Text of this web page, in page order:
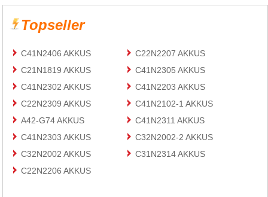
Topseller
C41N2406 AKKUS
C22N2207 AKKUS
C21N1819 AKKUS
C41N2305 AKKUS
C41N2302 AKKUS
C41N2203 AKKUS
C22N2309 AKKUS
C41N2102-1 AKKUS
A42-G74 AKKUS
C41N2311 AKKUS
C41N2303 AKKUS
C32N2002-2 AKKUS
C32N2002 AKKUS
C31N2314 AKKUS
C22N2206 AKKUS